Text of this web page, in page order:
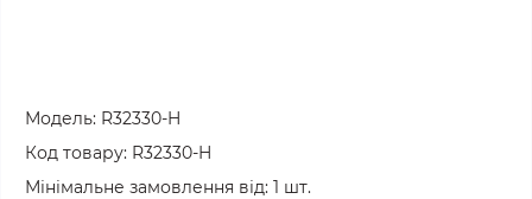
Модель: R32330-H
Код товару: R32330-H
Мінімальне замовлення від: 1 шт.